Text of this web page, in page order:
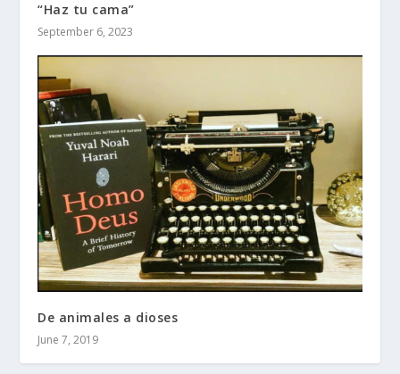
“Haz tu cama”
September 6, 2023
De animales a dioses
June 7, 2019